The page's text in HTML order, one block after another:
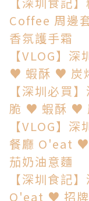
Coffee 周邊
香氛護手霜
【VLOG】
♥ 蝦酥 ♥ 炭
【深圳必買
脆 ♥ 蝦酥 ♥
【VLOG】
餐廳 O'eat ♥
茄奶油意麵
【深圳食記
O'eat ♥ 招牌